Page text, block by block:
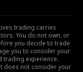
trading carries
You do not own, or
you decide to trade
you to consider your
trading experience.
does not consider your